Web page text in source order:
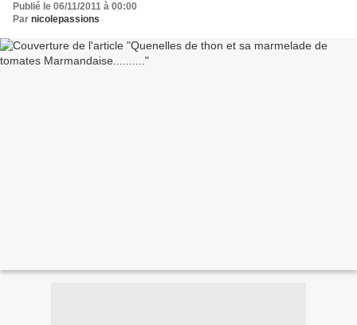
Publié le 06/11/2011 à 00:00
Par nicolepassions